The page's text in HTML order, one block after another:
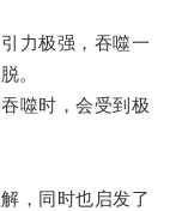
力极强，吞噬一
。
噬时，会受到极
，同时也启发了